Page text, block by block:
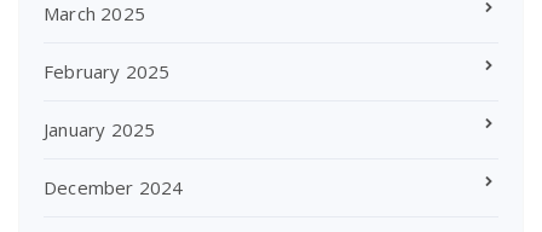
March 2025
February 2025
January 2025
December 2024